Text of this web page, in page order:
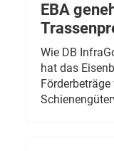
EBA
Wie DB
hat das